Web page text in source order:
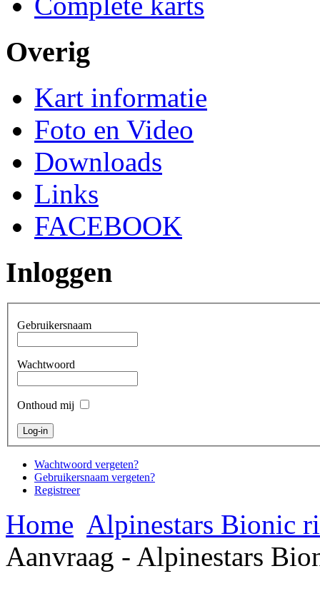
Overig
Kart informatie
Foto en Video
Downloads
Links
FACEBOOK
Inloggen
Gebruikersnaam
Wachtwoord
Onthoud mij
Wachtwoord vergeten?
Gebruikersnaam vergeten?
Registreer
Home Alpinestars Bionic
Aanvraag - Alpinestars